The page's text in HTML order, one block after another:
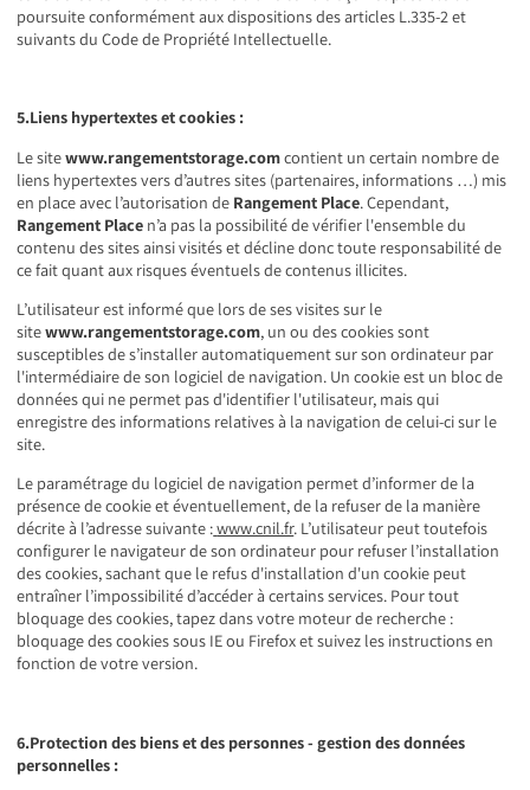
poursuite conformément aux dispositions des articles L.335-2 et
suivants du Code de Propriété Intellectuelle.
5.Liens hypertextes et cookies :
Le sitewww.rangementstorage.comcontient un certain nombre de
liens hypertextes vers d’autres sites (partenaires, informations …) mis
en place avec l’autorisation de Rangement Place. Cependant,
Rangement Place n’a pas la possibilité de vérifier l'ensemble du
contenu des sites ainsi visités et décline donc toute responsabilité de
ce fait quant aux risques éventuels de contenus illicites.
L’utilisateur est informé que lors de ses visites sur le
sitewww.rangementstorage.com, un ou des cookies sont
susceptibles de s’installer automatiquement sur son ordinateur par
l'intermédiaire de son logiciel de navigation. Un cookie est un bloc de
données qui ne permet pas d'identifier l'utilisateur, mais qui
enregistre des informations relatives à la navigation de celui-ci sur le
site.
Le paramétrage du logiciel de navigation permet d’informer de la
présence de cookie et éventuellement, de la refuser de la manière
décrite à l’adresse suivante :www.cnil.fr. L’utilisateur peut toutefois
configurer le navigateur de son ordinateur pour refuser l’installation
des cookies, sachant que le refus d'installation d'un cookie peut
entraîner l’impossibilité d’accéder à certains services. Pour tout
bloquage des cookies, tapez dans votre moteur de recherche :
bloquage des cookies sous IE ou Firefox et suivez les instructions en
fonction de votre version.
6.Protection des biens et des personnes - gestion des données
personnelles :